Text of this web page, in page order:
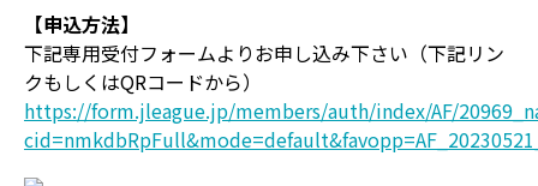
【申込方法】
下記専用受付フォームよりお申し込み下さい（下記リン
クもしくはQRコードから）
https://form.jleague.jp/members/auth/index/AF/